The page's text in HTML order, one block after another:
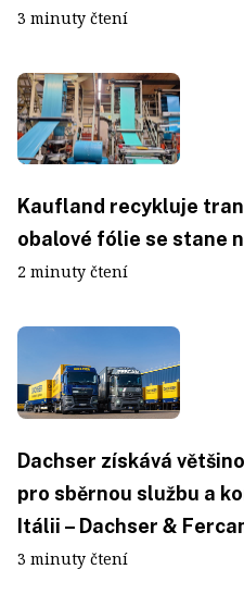
3 minuty čtení
Kaufland recykluje
obalové fólie se stane
2 minuty čtení
Dachser získává
pro sběrnou službu a
Itálii – Dachser &
3 minuty čtení